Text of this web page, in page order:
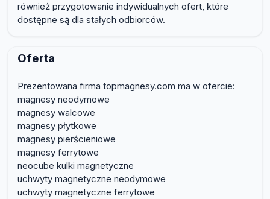
również przygotowanie indywidualnych ofert, które
dostępne są dla stałych odbiorców.
Oferta
Prezentowana firma topmagnesy.com ma w ofercie:
magnesy neodymowe
magnesy walcowe
magnesy płytkowe
magnesy pierścieniowe
magnesy ferrytowe
neocube kulki magnetyczne
uchwyty magnetyczne neodymowe
uchwyty magnetyczne ferrytowe